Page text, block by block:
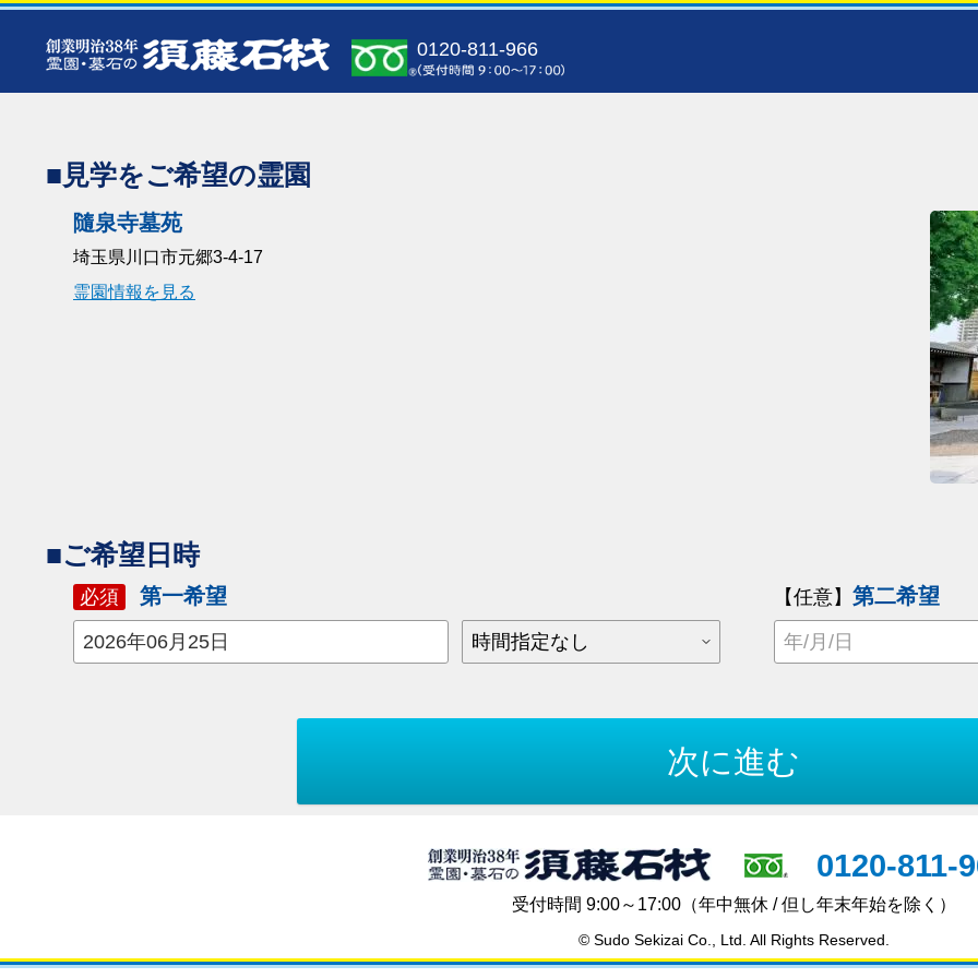
0120-811-966
■見学をご希望の霊園
隨泉寺墓苑
埼玉県川口市元郷3-4-17
霊園情報を見る
■ご希望日時
必須 第一希望 【任意】第二希望
0120-811-
受付時間 9:00～17:00（年中無休 / 但し年末年始を除く）
© Sudo Sekizai Co., Ltd. All Rights Reserved.